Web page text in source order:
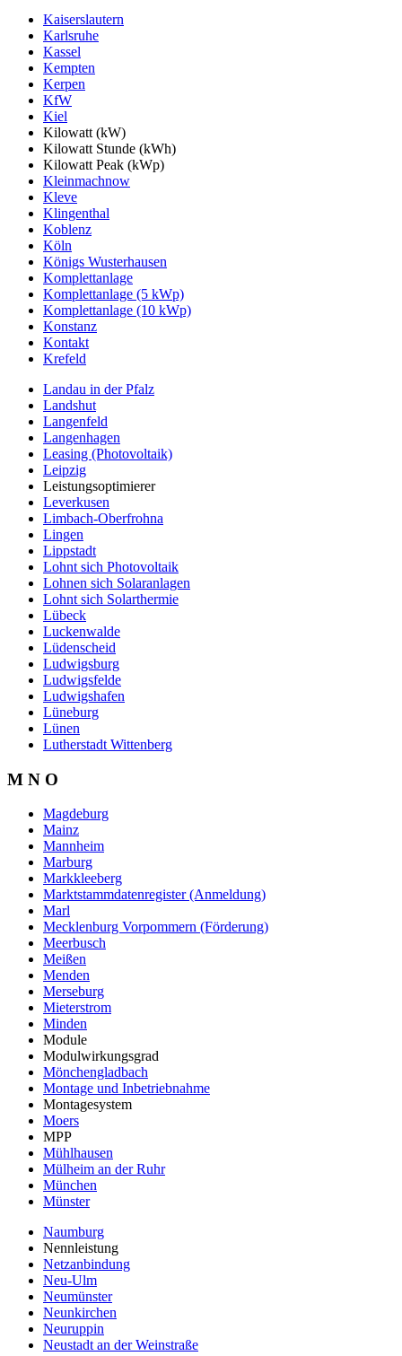
Kaiserslautern
Karlsruhe
Kassel
Kempten
Kerpen
KfW
Kiel
Kilowatt (kW)
Kilowatt Stunde (kWh)
Kilowatt Peak (kWp)
Kleinmachnow
Kleve
Klingenthal
Koblenz
Köln
Königs Wusterhausen
Komplettanlage
Komplettanlage (5 kWp)
Komplettanlage (10 kWp)
Konstanz
Kontakt
Krefeld
Landau in der Pfalz
Landshut
Langenfeld
Langenhagen
Leasing (Photovoltaik)
Leipzig
Leistungsoptimierer
Leverkusen
Limbach-Oberfrohna
Lingen
Lippstadt
Lohnt sich Photovoltaik
Lohnen sich Solaranlagen
Lohnt sich Solarthermie
Lübeck
Luckenwalde
Lüdenscheid
Ludwigsburg
Ludwigsfelde
Ludwigshafen
Lüneburg
Lünen
Lutherstadt Wittenberg
M N O
Magdeburg
Mainz
Mannheim
Marburg
Markkleeberg
Marktstammdatenregister (Anmeldung)
Marl
Mecklenburg Vorpommern (Förderung)
Meerbusch
Meißen
Menden
Merseburg
Mieterstrom
Minden
Module
Modulwirkungsgrad
Mönchengladbach
Montage und Inbetriebnahme
Montagesystem
Moers
MPP
Mühlhausen
Mülheim an der Ruhr
München
Münster
Naumburg
Nennleistung
Netzanbindung
Neu-Ulm
Neumünster
Neunkirchen
Neuruppin
Neustadt an der Weinstraße